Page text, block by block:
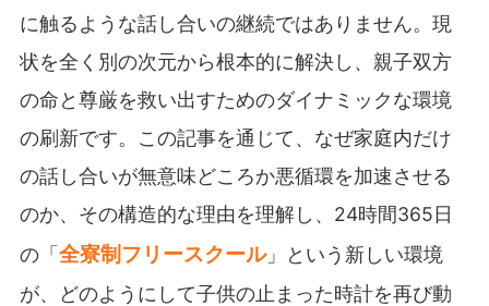
に触るような話し合いの継続ではありません。現
状を全く別の次元から根本的に解決し、親子双方
の命と尊厳を救い出すためのダイナミックな環境
の刷新です。この記事を通じて、なぜ家庭内だけ
の話し合いが無意味どころか悪循環を加速させる
のか、その構造的な理由を理解し、24時間365日
の「全寮制フリースクール」という新しい環境
が、どのようにして子供の止まった時計を再び動